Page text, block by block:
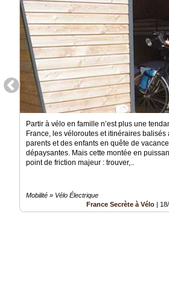
Partir à vélo en famille n’est plus une
France, les véloroutes et itinéraires balisés
parents et des enfants en quête de
dépaysantes. Mais cette montée en
point de friction majeur : trouver,..
Mobilité » Vélo Électrique
France Secrète à Vélo |